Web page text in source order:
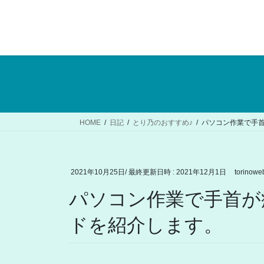
HOME 日記 とり乃のおすすめ♪ パソコン作業で手
2021年10月25日 / 最終更新日時 : 2021年12月1日
パソコン作業で手首
ドを紹介します。